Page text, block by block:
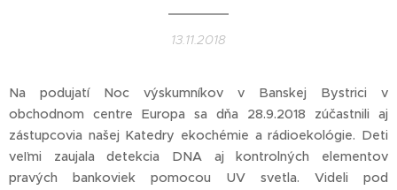
13.11.2018
Na podujatí Noc výskumníkov v Banskej Bystrici v
obchodnom centre Europa sa dňa 28.9.2018 zúčastnili aj
zástupcovia našej Katedry ekochémie a rádioekológie. Deti
veľmi zaujala detekcia DNA aj kontrolných elementov
pravých bankoviek pomocou UV svetla. Videli pod